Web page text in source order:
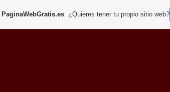
PaginaWebGratis.es. ¿Quieres tener tu propio sitio web?